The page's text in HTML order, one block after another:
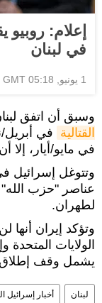
إعلام:
في لبنان
1 يونيو, 05:18 GMT
وسبق أن اتفق
القتالية في أبريل/
في مايو/أيار، إلا
وتتوغل إسرائيل
عناصر "حزب الله"
لطهران.
وتؤكد إيران أنها
الولايات المتحدة
يشمل وقف إطلاق
لبنان أخبار إسرائيل